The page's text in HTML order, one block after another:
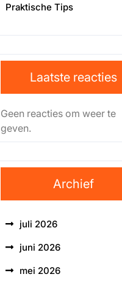
Praktische Tips
Laatste reacties
Geen reacties om weer te
geven.
Archief
juli 2026
juni 2026
mei 2026